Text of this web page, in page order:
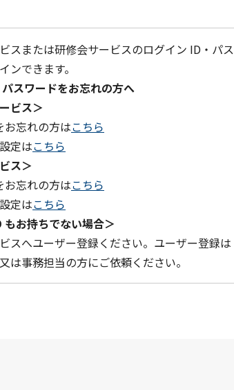
スまたは研修会サービスのログイン ID・パス
ンできます。
スワードをお忘れの方へ
ビス＞
お忘れの方はこちら
定はこちら
ス＞
お忘れの方はこちら
定はこちら
もお持ちでない場合＞
スへユーザー登録ください。ユーザー登録は
は事務担当の方にご依頼ください。